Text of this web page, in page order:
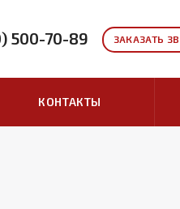
ЗАКАЗАТЬ
500-70-89
КОНТАКТЫ